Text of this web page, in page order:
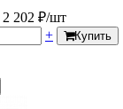
2 202 ₽/шт
+ Купить